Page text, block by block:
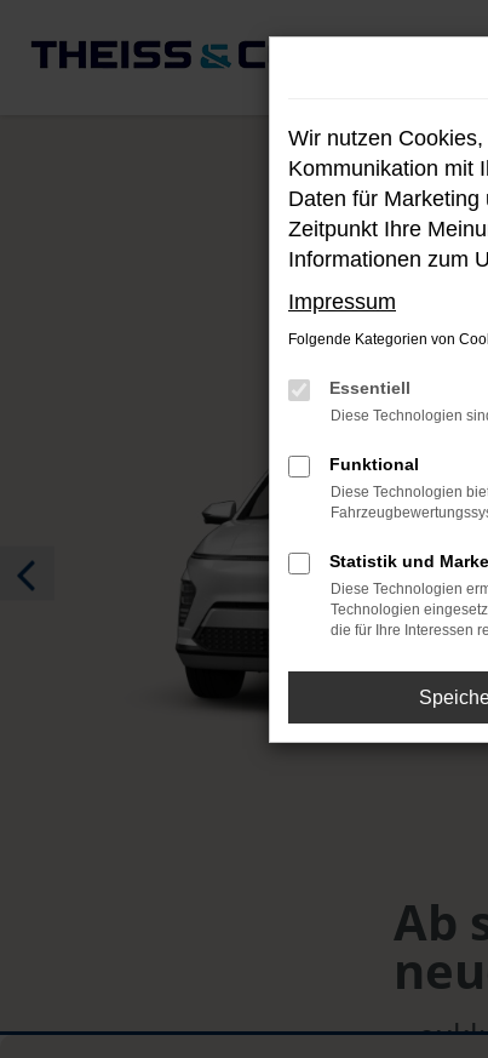
Hauptinhalt
Ab
–
Wir nutzen
Kommunikation mit
Daten für
Zeitpunkt Ihre
Informationen zum
Impressum
Folgende Kategorien von
Essentiell
Diese Technologien
Funktional
Diese Technologien
Statistik und
Diese Technologien
Technologien
die für Ihre Interessen